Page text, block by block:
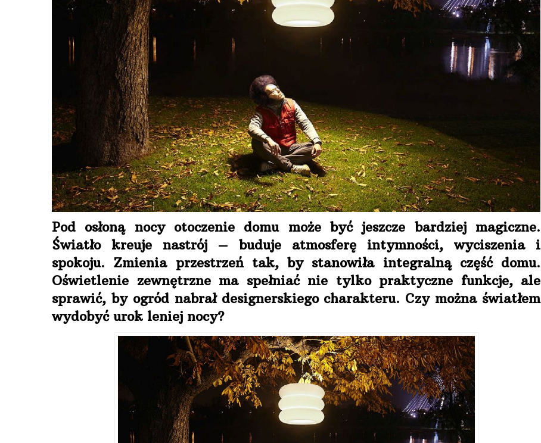
Pod osłoną nocy otoczenie domu może być jeszcze bardziej magiczne.
Światło kreuje nastrój – buduje atmosferę intymności, wyciszenia i
spokoju. Zmienia przestrzeń tak, by stanowiła integralną część domu.
Oświetlenie zewnętrzne ma spełniać nie tylko praktyczne funkcje, ale
sprawić, by ogród nabrał designerskiego charakteru. Czy można światłem
wydobyć urok leniej nocy?